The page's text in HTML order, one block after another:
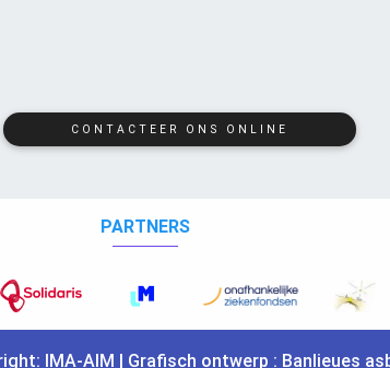
CONTACTEER ONS ONLINE
PARTNERS
IMA-AIM | Grafisch ontwerp : Banlieues